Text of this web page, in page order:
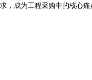
求，成为工程采购中的核心